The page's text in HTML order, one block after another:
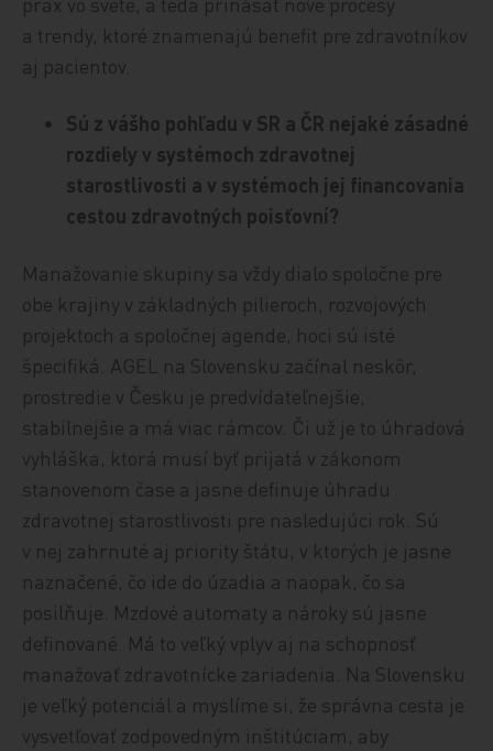
a trendy, ktoré znamenajú benefit pre zdravotníkov
aj pacientov.
Sú z vášho pohľadu v SR a ČR nejaké zásadné
rozdiely v systémoch zdravotnej
starostlivosti a v systémoch jej financovania
cestou zdravotných poisťovní?
Manažovanie skupiny sa vždy dialo spoločne pre
obe krajiny v základných pilieroch, rozvojových
projektoch a spoločnej agende, hoci sú isté
špecifiká. AGEL na Slovensku začínal neskôr,
prostredie v Česku je predvídateľnejšie,
stabilnejšie a má viac rámcov. Či už je to úhradová
vyhláška, ktorá musí byť prijatá v zákonom
stanovenom čase a jasne definuje úhradu
zdravotnej starostlivosti pre nasledujúci rok. Sú
v nej zahrnuté aj priority štátu, v ktorých je jasne
naznačené, čo ide do úzadia a naopak, čo sa
posilňuje. Mzdové automaty a nároky sú jasne
definované. Má to veľký vplyv aj na schopnosť
manažovať zdravotnícke zariadenia. Na Slovensku
je veľký potenciál a myslíme si, že správna cesta je
vysvetľovať zodpovedným inštitúciam, aby